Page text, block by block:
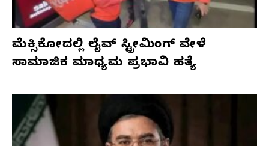
ಮೆಕ್ಸಿಕೋದಲ್ಲಿ ಲೈವ್ ಸ್ಟ್ರೀಮಿಂಗ್ ವೇಳೆ
ಸಾಮಾಜಿಕ ಮಾಧ್ಯಮ ಪ್ರಭಾವಿ ಹತ್ಯೆ